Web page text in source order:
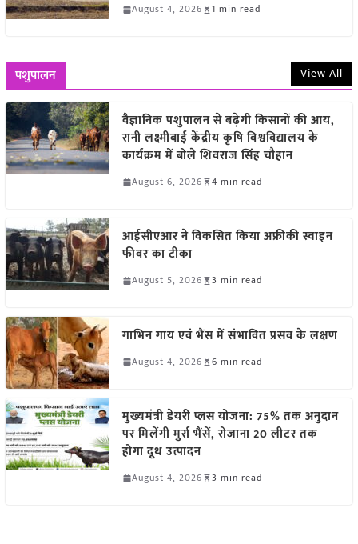
August 4, 2026 1 min read
पशुपालन View All
वैज्ञानिक पशुपालन से बढ़ेगी किसानों की आय,
रानी लक्ष्मीबाई केंद्रीय कृषि विश्वविद्यालय के
कार्यक्रम में बोले शिवराज सिंह चौहान
August 6, 2026 4 min read
आईसीएआर ने विकसित किया अफ्रीकी स्वाइन
फीवर का टीका
August 5, 2026 3 min read
गाभिन गाय एवं भैंस में संभावित प्रसव के लक्षण
August 4, 2026 6 min read
मुख्यमंत्री डेयरी प्लस योजना: 75% तक अनुदान
पर मिलेंगी मुर्रा भैंसें, रोजाना 20 लीटर तक
होगा दूध उत्पादन
August 4, 2026 3 min read